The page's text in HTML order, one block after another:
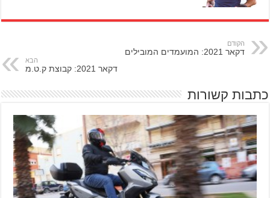
הקודם
דקאר 2021: המועמדים המובילים
הבא
דקאר 2021: קבוצת ק.ט.מ
כתבות קשורות